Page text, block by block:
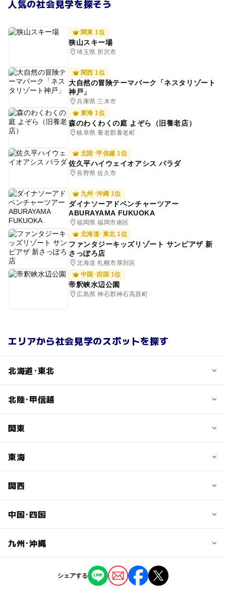
人気の社会見学を探そう
関東 1位
狭山スキー場
埼玉県 所沢市
関西 1位
大自然の冒険テーマパーク「ネスタリゾート
神戸」
兵庫県 三木市
東海 1位
森のわくわくの庭 よぞら（旧養老店）
岐阜県 養老郡養老町
北陸･甲信越 1位
佐久平ハイウェイオアシス パラダ
長野県 佐久市
九州･沖縄 1位
ダイナソーアドベンチャーツアー
ABURAYAMA FUKUOKA
福岡県 福岡市南区
北海道･東北 1位
ファンタジーキッズリゾート サンピアザ 新
さっぽろ店
北海道 札幌市厚別区
中国･四国 1位
帝釈峡水辺公園
広島県 神石郡神石高原町
エリアから社会見学のスポットを探す
北海道･東北
北海道
岩手県
北陸･甲信越
新潟県
石川県
関東
茨城県
群馬県
東海
岐阜県
愛知県
関西
滋賀県
大阪府
和歌山県
中国･四国
鳥取県
広島県
九州･沖縄
佐賀県
シェアする